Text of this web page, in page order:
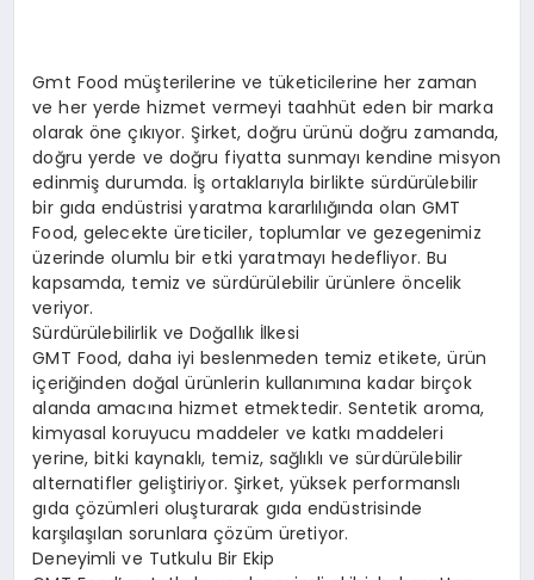
Gmt Food müşterilerine ve tüketicilerine her zaman
ve her yerde hizmet vermeyi taahhüt eden bir marka
olarak öne çıkıyor. Şirket, doğru ürünü doğru zamanda,
doğru yerde ve doğru fiyatta sunmayı kendine misyon
edinmiş durumda. İş ortaklarıyla birlikte sürdürülebilir
bir gıda endüstrisi yaratma kararlılığında olan GMT
Food, gelecekte üreticiler, toplumlar ve gezegenimiz
üzerinde olumlu bir etki yaratmayı hedefliyor. Bu
kapsamda, temiz ve sürdürülebilir ürünlere öncelik
veriyor.
Sürdürülebilirlik ve Doğallık İlkesi
GMT Food, daha iyi beslenmeden temiz etikete, ürün
içeriğinden doğal ürünlerin kullanımına kadar birçok
alanda amacına hizmet etmektedir. Sentetik aroma,
kimyasal koruyucu maddeler ve katkı maddeleri
yerine, bitki kaynaklı, temiz, sağlıklı ve sürdürülebilir
alternatifler geliştiriyor. Şirket, yüksek performanslı
gıda çözümleri oluşturarak gıda endüstrisinde
karşılaşılan sorunlara çözüm üretiyor.
Deneyimli ve Tutkulu Bir Ekip